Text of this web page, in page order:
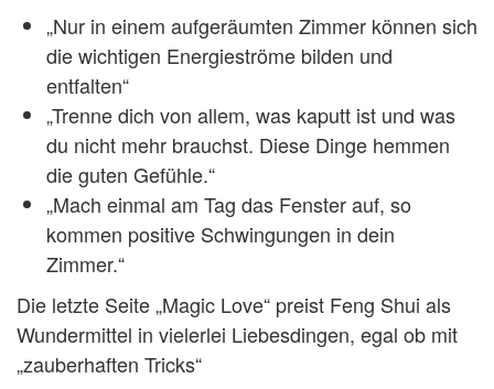
„Nur in einem aufgeräumten Zimmer können sich
die wichtigen Energieströme bilden und
entfalten“
„Trenne dich von allem, was kaputt ist und was
du nicht mehr brauchst. Diese Dinge hemmen
die guten Gefühle.“
„Mach einmal am Tag das Fenster auf, so
kommen positive Schwingungen in dein
Zimmer.“
Die letzte Seite „Magic Love“ preist Feng Shui als
Wundermittel in vielerlei Liebesdingen, egal ob mit
„zauberhaften Tricks“